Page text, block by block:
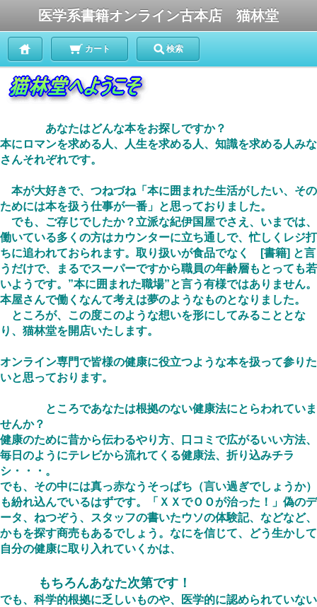
医学系書籍オンライン古本店 猫林堂
カート 検索
あなたはどんな本をお探しですか？
本にロマンを求める人、人生を求める人、知識を求める人みな
さんそれぞれです。
本が大好きで、つねづね「本に囲まれた生活がしたい、その
ためには本を扱う仕事が一番」と思っておりました。
でも、ご存じでしたか？立派な紀伊国屋でさえ、いまでは、
働いている多くの方はカウンターに立ち通しで、忙しくレジ打
ちに追われておられます。取り扱いが食品でなく
[書籍] と言
うだけで、まるでスーパーですから職員の年齢層もとっても若
いようです。”本に囲まれた職場”と言う有様ではありません。
本屋さんで働くなんて考えは夢のようなものとなりました。
ところが、この度このような想いを形にしてみることとな
り、猫林堂を開店いたします。
オンライン専門で皆様の健康に役立つような本を扱って参りた
いと思っております。
ところであなたは根拠のない健康法にとらわれていま
せんか？
健康のために昔から伝わるやり方、口コミで広がるいい方法、
毎日のようにテレビから流れてくる健康法、折り込みチラ
シ・・・。
でも、その中には真っ赤なうそっぱち（言い過ぎでしょうか）
も紛れ込んでいるはずです。「ＸＸでＯＯが治った！」偽のデ
ータ、ねつぞう、スタッフの書いたウソの体験記、などなど、
かもを探す商売もあるでしょう。なにを信じて、どう生かして
自分の健康に取り入れていくかは、
もちろんあなた次第です！
でも、科学的根拠に乏しいものや、医学的に認められていない